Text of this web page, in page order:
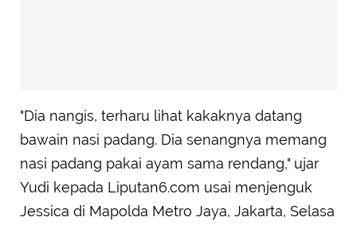
"Dia nangis, terharu lihat kakaknya datang
bawain nasi padang. Dia senangnya memang
nasi padang pakai ayam sama rendang," ujar
Yudi kepada Liputan6.com usai menjenguk
Jessica di Mapolda Metro Jaya, Jakarta, Selasa